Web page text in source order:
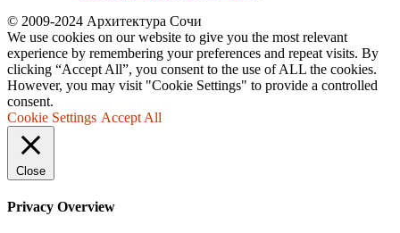
© 2009-2024 Архитектура Сочи
We use cookies on our website to give you the most relevant
experience by remembering your preferences and repeat visits. By
clicking “Accept All”, you consent to the use of ALL the cookies.
However, you may visit "Cookie Settings" to provide a controlled
consent.
Cookie Settings Accept All
Close
Privacy Overview